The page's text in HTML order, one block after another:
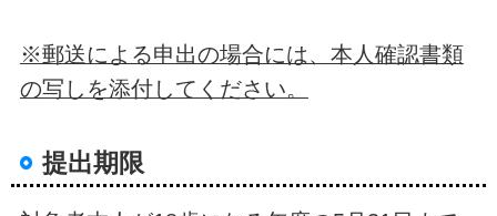
※郵送による申出の場合には、本人確認書類
の写しを添付してください。
提出期限